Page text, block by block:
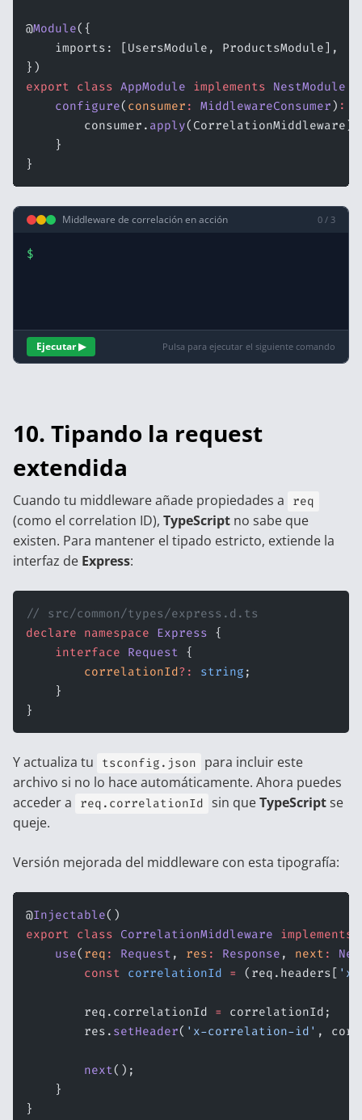
@Module({
    imports: [UsersModule, ProductsModule],
})
export class AppModule implements NestModule
    configure
( consumer : MiddlewareConsumer) :
        consumer.
apply(CorrelationMiddleware).
    }
}
Middleware de correlación en acción 0 / 3
$
Ejecutar ▶ Pulsa para ejecutar el siguiente comando
10. Tipando la request
extendida
Cuando tu middleware añade propiedades a req
(como el correlation ID), TypeScript no sabe que
existen. Para mantener el tipado estricto, extiende la
interfaz de Express:
// src/common/types/express.d.ts
declare namespace Express {
    interface
Request {
        correlationId
?: string ;
    }
}
Y actualiza tu tsconfig.json
para incluir este
archivo si no lo hace automáticamente. Ahora puedes
acceder a
req.correlationId sin queTypeScriptse
queje.
Versión mejorada del middleware con esta tipografía:
@Injectable()
export class CorrelationMiddleware implements
    use
( req : Request , res : Response , next :
        const
correlationId = (req.headers[
        req.correlationId
=
correlationId;
        res.
setHeader( 'x-correlation-id' ,
        next
();
    }
}